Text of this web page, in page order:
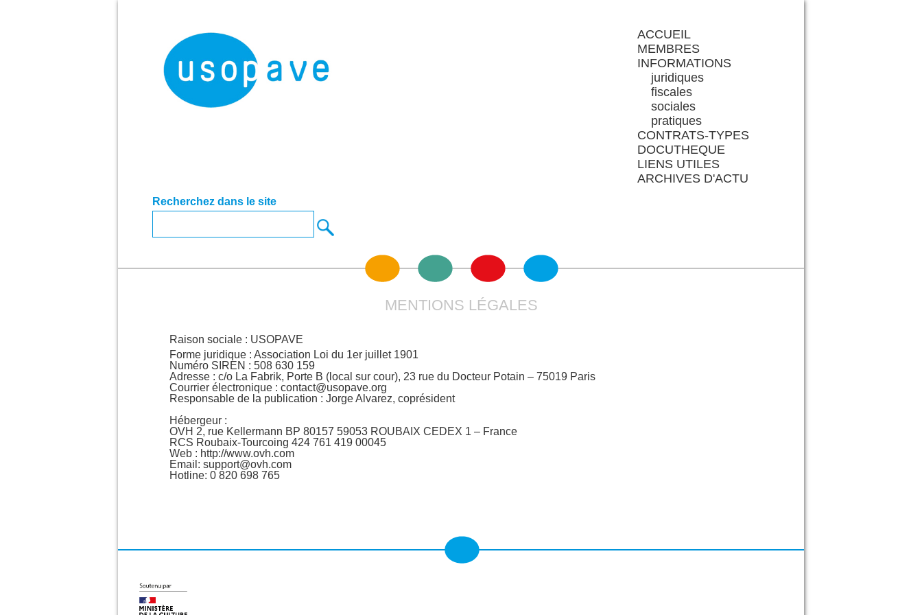
ACCUEIL
MEMBRES
INFORMATIONS
juridiques
fiscales
sociales
pratiques
CONTRATS-TYPES
DOCUTHEQUE
LIENS UTILES
ARCHIVES D'ACTU
Recherchez dans le site
MENTIONS LÉGALES
Raison sociale : USOPAVE
Forme juridique : Association Loi du 1er juillet 1901
Numéro SIREN : 508 630 159
Adresse : c/o La Fabrik, Porte B (local sur cour), 23 rue du Docteur Potain – 75019 Paris
Courrier électronique : contact@usopave.org
Responsable de la publication : Jorge Alvarez, coprésident
Hébergeur :
OVH 2, rue Kellermann BP 80157 59053 ROUBAIX CEDEX 1 – France
RCS Roubaix-Tourcoing 424 761 419 00045
Web : http://www.ovh.com
Email: support@ovh.com
Hotline: 0 820 698 765